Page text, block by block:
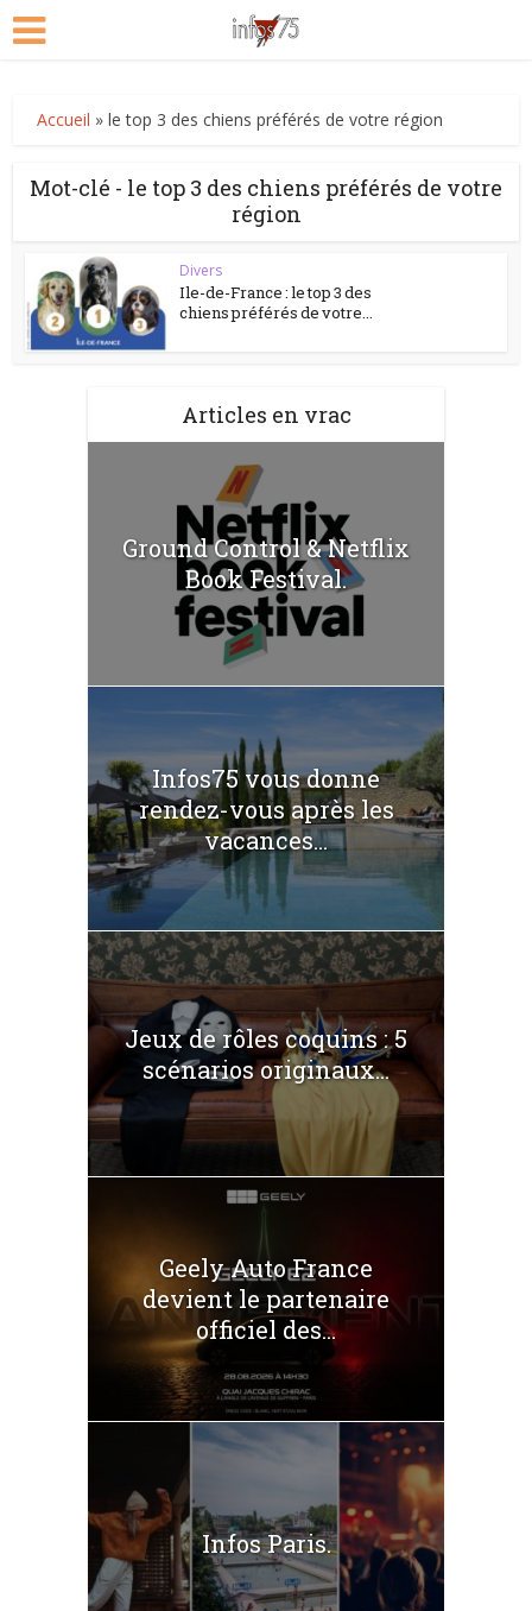
Accueil »le top 3 des chiens préférés de votre région
Mot-clé - le top 3 des chiens préférés de votre
région
Divers
Ile-de-France : le top 3 des
chiens préférés de votre...
Articles en vrac
Ground Control & Netflix
Book Festival.
Infos75 vous donne
rendez-vous après les
vacances...
Jeux de rôles coquins : 5
scénarios originaux...
Geely Auto France
devient le partenaire
officiel des...
Infos Paris.